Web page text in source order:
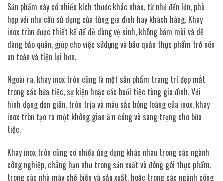
Sản phẩm này có nhiều kích thước khác nhau, từ nhỏ đến lớn, phù
hợp với nhu cầu sử dụng của từng gia đình hay khách hàng. Khay
inox tròn được thiết kế để dễ dàng vệ sinh, không bám mùi và dễ
dàng bảo quản, giúp cho việc sửdụng và bảo quản thực phẩm trở nên
an toàn và tiện lợi hơn.
Ngoài ra, khay inox tròn cũng là một sản phẩm trang trí đẹp mắt
trong các bữa tiệc, sự kiện hoặc các buổi tiệc tùng gia đình. Với
hình dạng đơn giản, tròn trịa và màu sắc bóng loáng của inox, khay
inox tròn tạo ra một không gian ấm cúng và sang trọng cho bữa
tiệc.
Khay inox tròn cũng có nhiều ứng dụng khác nhau trong các ngành
công nghiệp, chẳng hạn như trong sản xuất và đóng gói thực phẩm,
trong các nhà máy chế biến và sản xuất, hoặc trong các ngành công